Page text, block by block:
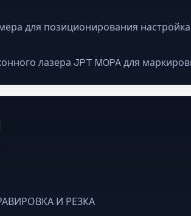
для позиционирования настройка
лазера JPT MOPA для
И РЕЗКА